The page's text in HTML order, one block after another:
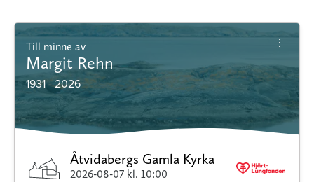
Till minne av
Margit Rehn
1931 - 2026
Åtvidabergs Gamla Kyrka
2026-08-07 kl. 10:00